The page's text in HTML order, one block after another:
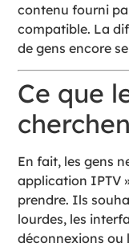
contenu fourni
compatible. La
de gens encore
Ce que
En fait, les gens
application IPTV
prendre. Ils
lourdes, les
déconnexions ou